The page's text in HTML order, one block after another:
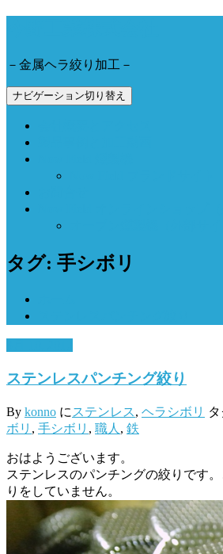
－金属ヘラ絞り加工－
ナビゲーション切り替え
タグ: 手シボリ
ステンレスパンチング絞り
By konno に ステンレス, ヘラシボリ
ボリ , 手シボリ , 職人 , 鉄
おはようございます。
ステンレスのパンチングの絞りです
りをしていません。